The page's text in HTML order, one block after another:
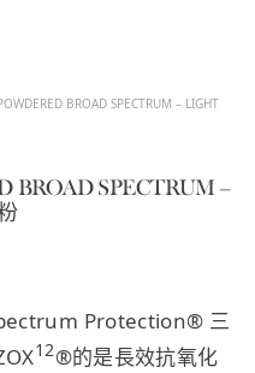
BROAD SPECTRUM – LIGHT
BROAD SPECTRUM –
Protection® 三
12®的是長效抗氧化